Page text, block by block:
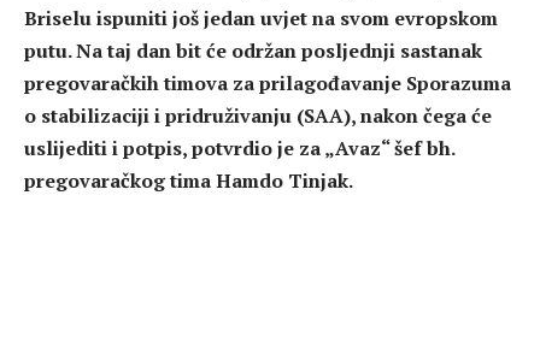
Briselu ispuniti još jedan uvjet na svom evropskom
putu. Na taj dan bit će održan posljednji sastanak
pregovaračkih timova za prilagođavanje Sporazuma
o stabilizaciji i pridruživanju (SAA), nakon čega će
uslijediti i potpis, potvrdio je za „Avaz“ šef bh.
pregovaračkog tima Hamdo Tinjak.